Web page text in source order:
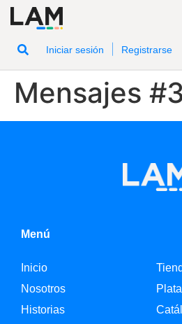
Iniciar sesión Registrarse
Mensajes
Menú
Inicio
Nosotros
Historias